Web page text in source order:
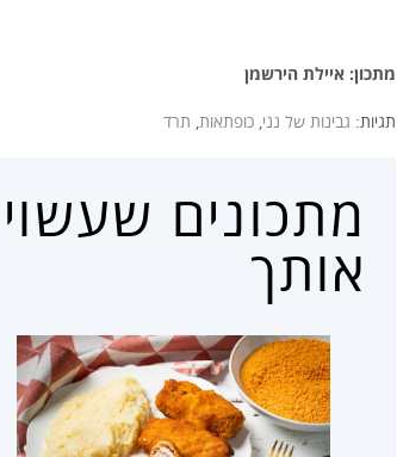
מתכון: איילת הירשמן
תגיות: גבינות של נני, כופתאות, תרד
מתכונים
אותך